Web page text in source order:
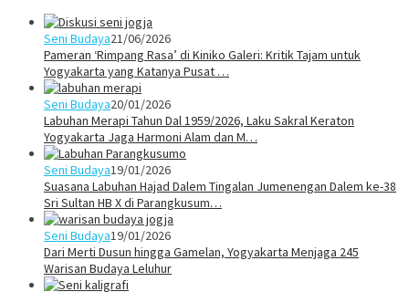
Seni Budaya21/06/2026
Pameran ‘Rimpang Rasa’ di Kiniko Galeri: Kritik Tajam untuk
Yogyakarta yang Katanya Pusat …
Seni Budaya20/01/2026
Labuhan Merapi Tahun Dal 1959/2026, Laku Sakral Keraton
Yogyakarta Jaga Harmoni Alam dan M…
Seni Budaya19/01/2026
Suasana Labuhan Hajad Dalem Tingalan Jumenengan Dalem ke-38
Sri Sultan HB X di Parangkusum…
Seni Budaya19/01/2026
Dari Merti Dusun hingga Gamelan, Yogyakarta Menjaga 245
Warisan Budaya Leluhur